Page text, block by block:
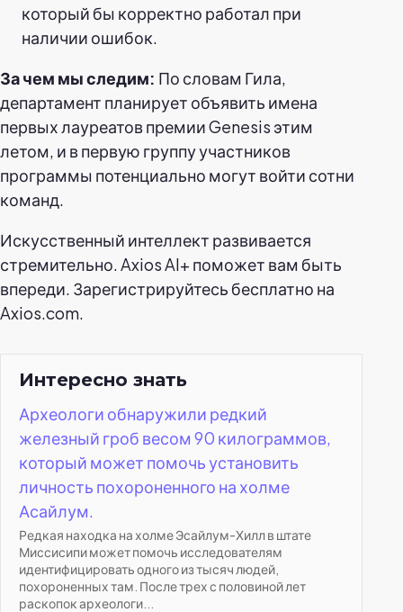
который бы корректно работал при
наличии ошибок.
За чем мы следим: По словам Гила,
департамент планирует объявить имена
первых лауреатов премии Genesis этим
летом, и в первую группу участников
программы потенциально могут войти сотни
команд.
Искусственный интеллект развивается
стремительно. Axios AI+ поможет вам быть
впереди. Зарегистрируйтесь бесплатно на
Axios.com.
Интересно знать
Археологи обнаружили редкий
железный гроб весом 90 килограммов,
который может помочь установить
личность похороненного на холме
Асайлум.
Редкая находка на холме Эсайлум-Хилл в штате
Миссисипи может помочь исследователям
идентифицировать одного из тысяч людей,
похороненных там. После трех с половиной лет
раскопок археологи...